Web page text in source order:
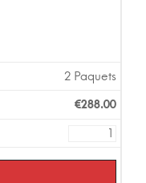
2 Paquets
€288.00